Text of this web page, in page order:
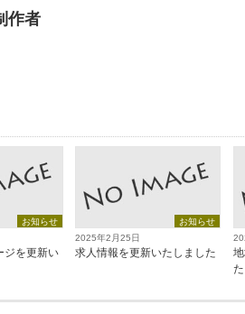
作者
お知らせ
ジを更新い
お知らせ
2025年2月25日
求人情報を更新いたしました